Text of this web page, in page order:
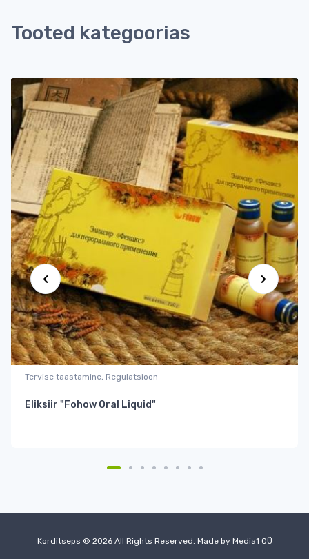
Tooted kategoorias
Tervise taastamine, Regulatsioon
Eliksiir "Fohow Oral Liquid"
Korditseps © 2026 All Rights Reserved. Made by Media1 OÜ